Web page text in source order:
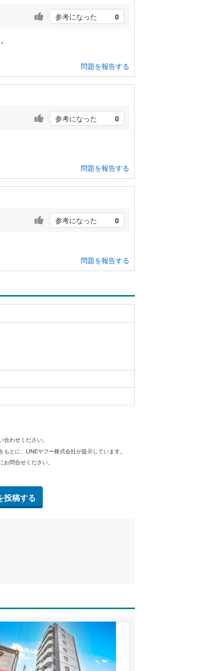
参考になった 0
問題を報告する
参考になった 0
問題を報告する
参考になった 0
問題を報告する
わせください。
もとに、LINEヤフー株式会社が提示しています。
問合せください。
投稿する